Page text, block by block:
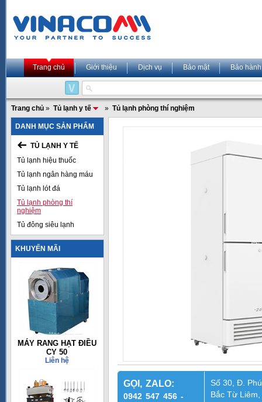
Trang chủ Giới thiệu Dịch vụ Bảo mật Bảo hành
Trang chủ » Tủ lạnh y tế » Tủ lạnh phòng thí nghiệm
DANH MỤC SẢN PHẨM
TỦ LẠNH Y TẾ
Tủ lạnh hiệu thuốc
Tủ lạnh ngân hàng máu
Tủ lạnh lót đá
Tủ lạnh phòng thí
nghiệm
Tủ đông siêu lạnh
KHUYẾN MÃI
MÁY RANG HẠT ĐIỀU
CY 50
Liên hệ
GỌI, ZALO:
0942 547 456 -
Số 30, Đ.
Bắc Từ